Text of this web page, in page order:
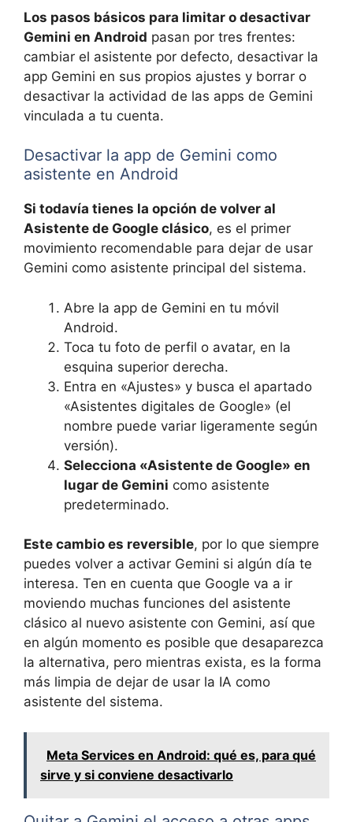
Los pasos básicos para limitar o desactivar
Gemini en Android pasan por tres frentes:
cambiar el asistente por defecto, desactivar la
app Gemini en sus propios ajustes y borrar o
desactivar la actividad de las apps de Gemini
vinculada a tu cuenta.
Desactivar la app de Gemini como
asistente en Android
Si todavía tienes la opción de volver al
Asistente de Google clásico, es el primer
movimiento recomendable para dejar de usar
Gemini como asistente principal del sistema.
Abre la app de Gemini en tu móvil
Android.
Toca tu foto de perfil o avatar, en la
esquina superior derecha.
Entra en «Ajustes» y busca el apartado
«Asistentes digitales de Google» (el
nombre puede variar ligeramente según
versión).
Selecciona «Asistente de Google» en
lugar de Gemini como asistente
predeterminado.
Este cambio es reversible, por lo que siempre
puedes volver a activar Gemini si algún día te
interesa. Ten en cuenta que Google va a ir
moviendo muchas funciones del asistente
clásico al nuevo asistente con Gemini, así que
en algún momento es posible que desaparezca
la alternativa, pero mientras exista, es la forma
más limpia de dejar de usar la IA como
asistente del sistema.
Meta Services en Android: qué es, para qué
sirve y si conviene desactivarlo